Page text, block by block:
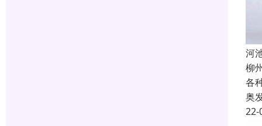
河
柳
各
奥
22-